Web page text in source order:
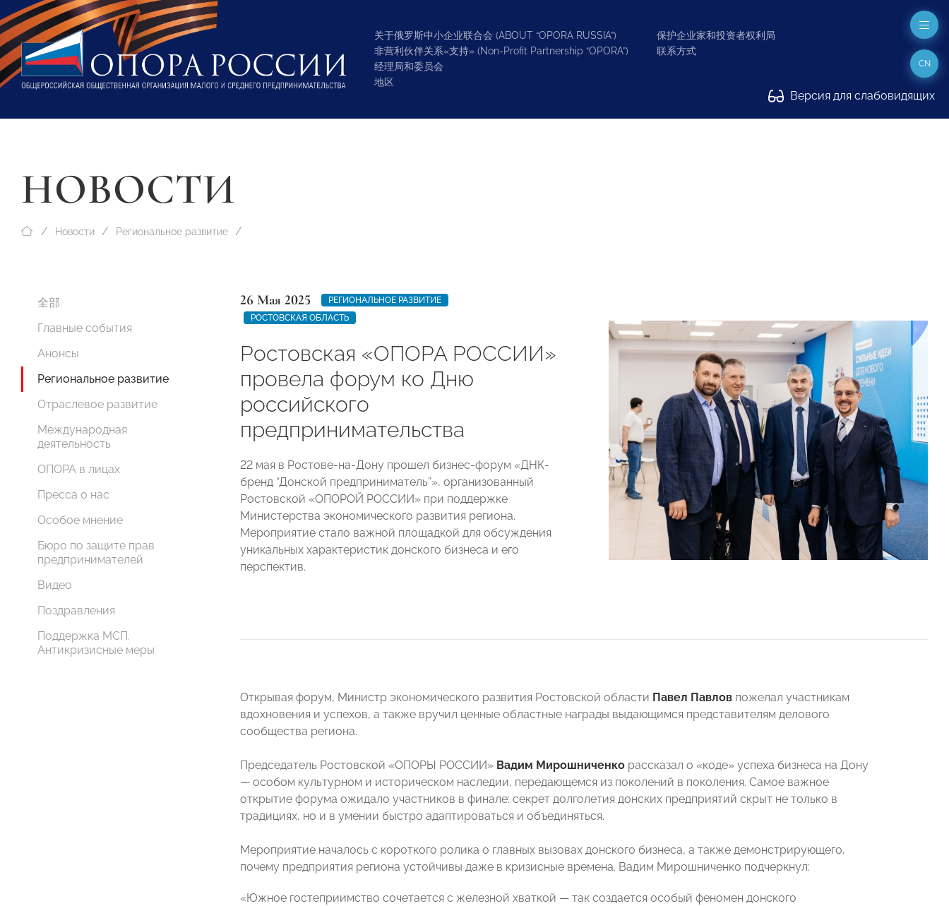
关于俄罗斯中小企业联合会 (ABOUT “OPORA RUSSIA”)
非营利伙伴关系«支持» (Non-Profit Partnership “OPORA”)
经理局和委员会
地区
保护企业家和投资者权利局
联系方式
Версия для слабовидящих
CN
НОВОСТИ
Новости Региональное развитие
全部
Главные события
Анонсы
Региональное развитие
Отраслевое развитие
Международная
деятельность
ОПОРА в лицах
Пресса о нас
Особое мнение
Бюро по защите прав
предпринимателей
Видео
Поздравления
Поддержка МСП.
Антикризисные меры
26 Мая 2025
РЕГИОНАЛЬНОЕ РАЗВИТИЕ
РОСТОВСКАЯ ОБЛАСТЬ
Ростовская «ОПОРА РОССИИ»
провела форум ко Дню
российского
предпринимательства
22 мая в Ростове-на-Дону прошел бизнес-форум «ДНК-
бренд “Донской предприниматель”», организованный
Ростовской «ОПОРОЙ РОССИИ» при поддержке
Министерства экономического развития региона.
Мероприятие стало важной площадкой для обсуждения
уникальных характеристик донского бизнеса и его
перспектив.
Открывая форум, Министр экономического развития Ростовской области Павел Павлов пожелал участникам
вдохновения и успехов, а также вручил ценные областные награды выдающимся представителям делового
сообщества региона.
Председатель Ростовской «ОПОРЫ РОССИИ» Вадим Мирошниченко рассказал о «коде» успеха бизнеса на Дону
— особом культурном и историческом наследии, передающемся из поколений в поколения. Самое важное
открытие форума ожидало участников в финале: секрет долголетия донских предприятий скрыт не только в
традициях, но и в умении быстро адаптироваться и объединяться.
Мероприятие началось с короткого ролика о главных вызовах донского бизнеса, а также демонстрирующего,
почему предприятия региона устойчивы даже в кризисные времена. Вадим Мирошниченко подчеркнул:
«Южное гостеприимство сочетается с железной хваткой — так создается особый феномен донского